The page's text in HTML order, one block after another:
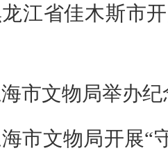
江省佳木斯市
市文物局举办
市文物局开展“